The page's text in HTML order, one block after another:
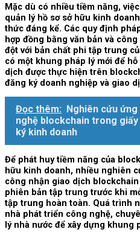
Mặc dù có nhiều tiềm năng,
quản lý hồ sơ sở hữu kinh
thức đáng kể. Các quy định
hợp đồng bằng văn bản và
đột với bản chất phi tập trung
có một khung pháp lý mới để
dịch được thực hiện trên
đăng ký doanh nghiệp và giao
Đọc thêm:
Nghiên cứu
nghệ blockchain trong giấy
ký kinh doanh
Để phát huy tiềm năng của
hữu kinh doanh, nhiều nghiên
công nhận giao dịch
phiên bản tập trung trước khi
tập trung hoàn toàn. Quá trình
nhà phát triển công nghệ,
lý nhà nước để xây dựng khung